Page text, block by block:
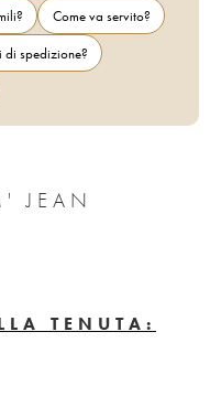
Come va servito?
di spedizione?
JEAN
TENUTA: